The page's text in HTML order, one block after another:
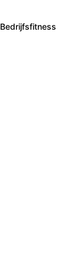
Bedrijfsfitness